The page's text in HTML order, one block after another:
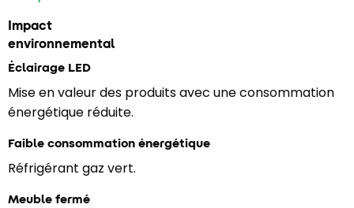
Impact
environnemental
Éclairage LED
Mise en valeur des produits avec une consommation
énergétique réduite.
Faible consommation énergétique
Réfrigérant gaz vert.
Meuble fermé